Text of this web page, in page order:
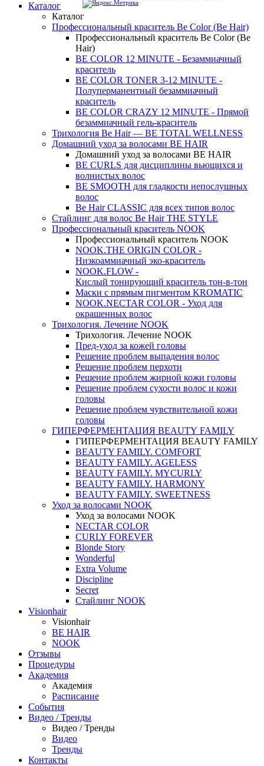
Каталог
Каталог
Профессиональный краситель Be Color (Be Hair)
Профессиональный краситель Be Color (Be
Hair)
BE COLOR 12 MINUTE - Безаммиачный
краситель
BE COLOR TONER 3-12 MINUTE -
Полуперманентный безаммиачный
краситель
BE COLOR CRAZY 12 MINUTE - Прямой
безаммиачный гель-краситель
Трихология Be Hair — BE TOTAL WELLNESS
Домашний уход за волосами BE HAIR
Домашний уход за волосами BE HAIR
BE CURLS для дисциплины вьющихся и
волнистых волос
BE SMOOTH для гладкости непослушных
волос
Be Hair CLASSIC для всех типов волос
Стайлинг для волос Be Hair THE STYLE
Профессиональный краситель NOOK
Профессиональный краситель NOOK
NOOK.THE ORIGIN COLOR -
Низкоаммиачный эко-краситель
NOOK.FLOW -
Кислый тонирующий краситель тон-в-тон
Маски с прямым пигментом KROMATIC
NOOK.NECTAR COLOR - Уход для
окрашенных волос
Трихология. Лечение NOOK
Трихология. Лечение NOOK
Пред-уход за кожей головы
Решение проблем выпадения волос
Решение проблем перхоти
Решение проблем жирной кожи головы
Решение проблем сухости волос и кожи
головы
Решение проблем чувствительной кожи
головы
ГИПЕРФЕРМЕНТАЦИЯ BEAUTY FAMILY
ГИПЕРФЕРМЕНТАЦИЯ BEAUTY FAMILY
BEAUTY FAMILY. COMFORT
BEAUTY FAMILY. AGELESS
BEAUTY FAMILY. MYCURLY
BEAUTY FAMILY. HARMONY
BEAUTY FAMILY. SWEETNESS
Уход за волосами NOOK
Уход за волосами NOOK
NECTAR COLOR
CURLY FOREVER
Blonde Story
Wonderful
Extra Volume
Discipline
Secret
Стайлинг NOOK
Visionhair
Visionhair
BE HAIR
NOOK
Отзывы
Процедуры
Академия
Академия
Расписание
События
Видео / Тренды
Видео / Тренды
Видео
Тренды
Контакты